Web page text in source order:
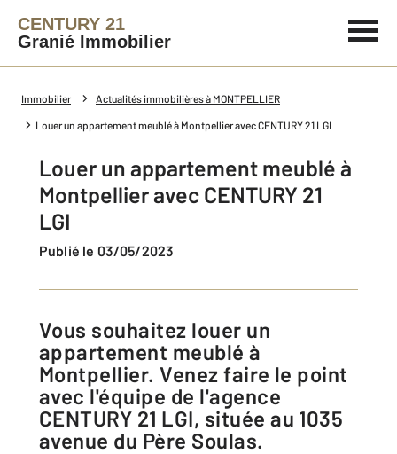
CENTURY 21
Granié Immobilier
Immobilier Actualités immobilières à MONTPELLIER
Louer un appartement meublé à Montpellier avec CENTURY 21 LGI
Louer un appartement meublé à
Montpellier avec CENTURY 21
LGI
Publié le 03/05/2023
Vous souhaitez louer un
appartement meublé à
Montpellier. Venez faire le point
avec l'équipe de l'agence
CENTURY 21 LGI, située au 1035
avenue du Père Soulas.